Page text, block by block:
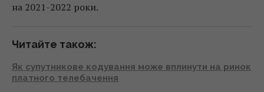
на 2021-2022 роки.
Читайте також:
Як супутникове кодування може вплинути на ринок
платного телебачення